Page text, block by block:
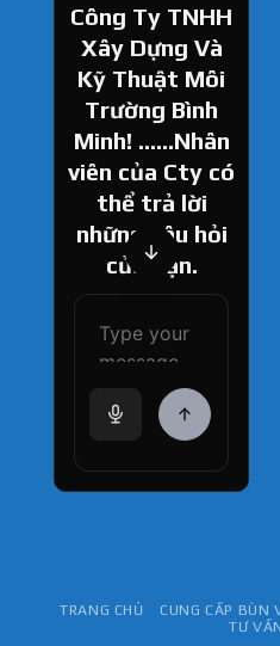
Công Ty TNHH
Xây Dựng Và
Kỹ Thuật Môi
Trường Bình
Minh! ......Nhân
viên của Cty có
thể trả lời
những câu hỏi
của bạn.
How can I help
you today?
TRANG CHỦ CUNG CẤP BÙN
TƯ